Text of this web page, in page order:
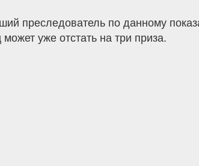
преследователь по данному
уже отстать на три приза.